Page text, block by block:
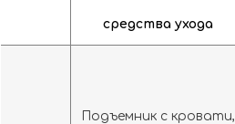
средства ухода
Подъемник с кровати,